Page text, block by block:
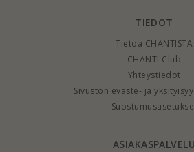
TIEDOT
Tietoa CHANTISTA
CHANTI Club
Yhteystiedot
Sivuston eväste- ja
ASIAKASPALVELU